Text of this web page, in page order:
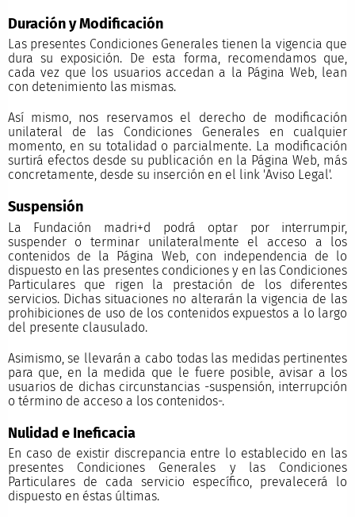
Duración y Modificación
Las presentes Condiciones Generales tienen la vigencia que
dura su exposición. De esta forma, recomendamos que,
cada vez que los usuarios accedan a la Página Web, lean
con detenimiento las mismas.
Así mismo, nos reservamos el derecho de modificación
unilateral de las Condiciones Generales en cualquier
momento, en su totalidad o parcialmente. La modificación
surtirá efectos desde su publicación en la Página Web, más
concretamente, desde su inserción en el link 'Aviso Legal'.
Suspensión
La Fundación madri+d podrá optar por interrumpir,
suspender o terminar unilateralmente el acceso a los
contenidos de la Página Web, con independencia de lo
dispuesto en las presentes condiciones y en las Condiciones
Particulares que rigen la prestación de los diferentes
servicios. Dichas situaciones no alterarán la vigencia de las
prohibiciones de uso de los contenidos expuestos a lo largo
del presente clausulado.
Asimismo, se llevarán a cabo todas las medidas pertinentes
para que, en la medida que le fuere posible, avisar a los
usuarios de dichas circunstancias -suspensión, interrupción
o término de acceso a los contenidos-.
Nulidad e Ineficacia
En caso de existir discrepancia entre lo establecido en las
presentes Condiciones Generales y las Condiciones
Particulares de cada servicio específico, prevalecerá lo
dispuesto en éstas últimas.